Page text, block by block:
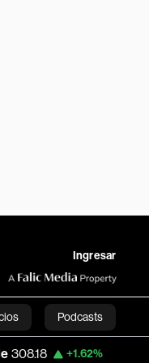
Ingresar
Podcasts
USD COP